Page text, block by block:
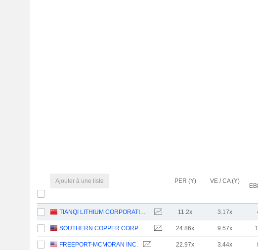
Ajouter à une liste PER (Y) VE / CA (Y)
TIANQI LITHIUM CORPORATION 11.2x 3.17x
SOUTHERN COPPER CORPORATION 24.86x 9.57x
FREEPORT-MCMORAN INC. 22.97x 3.44x